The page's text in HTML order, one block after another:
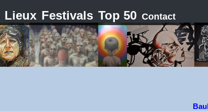
Lieux Festivals Top 50 Contact